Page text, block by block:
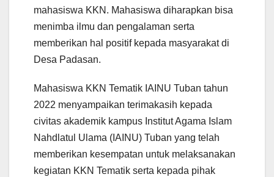
mahasiswa KKN. Mahasiswa diharapkan bisa
menimba ilmu dan pengalaman serta
memberikan hal positif kepada masyarakat di
Desa Padasan.
Mahasiswa KKN Tematik IAINU Tuban tahun
2022 menyampaikan terimakasih kepada
civitas akademik kampus Institut Agama Islam
Nahdlatul Ulama (IAINU) Tuban yang telah
memberikan kesempatan untuk melaksanakan
kegiatan KKN Tematik serta kepada pihak